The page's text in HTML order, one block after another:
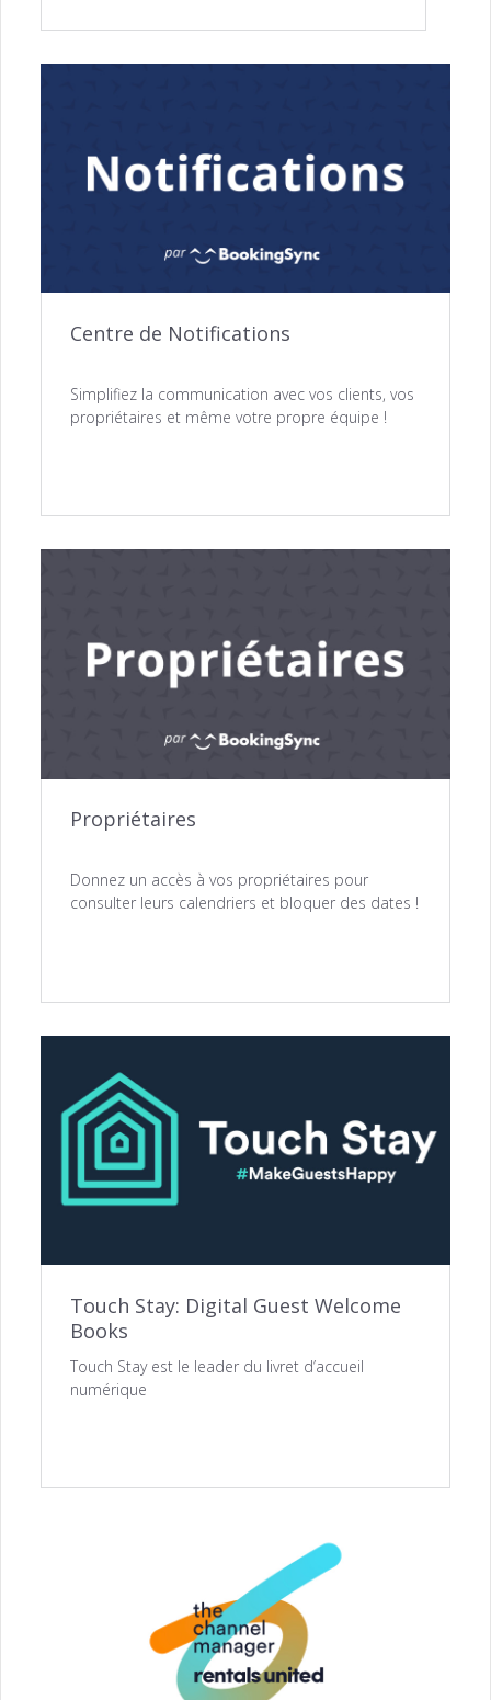
Centre de Notifications
Simplifiez la communication avec vos clients, vos
propriétaires et même votre propre équipe !
Propriétaires
Donnez un accès à vos propriétaires pour
consulter leurs calendriers et bloquer des dates !
Touch Stay: Digital Guest Welcome
Books
Touch Stay est le leader du livret d’accueil
numérique